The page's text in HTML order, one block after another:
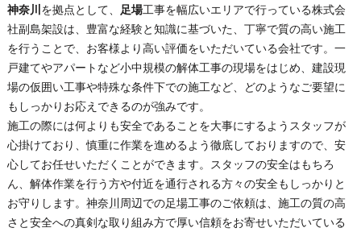
神奈川を拠点として、 足場工事を幅広いエリアで行っている株式会
社副島架設は、豊富な経験と知識に基づいた、丁寧で質の高い施工
を行うことで、お客様より高い評価をいただいている会社です。一
戸建てやアパートなど小中規模の解体工事の現場をはじめ、建設現
場の仮囲い工事や特殊な条件下での施工など、どのようなご要望に
もしっかりお応えできるのが強みです。
施工の際には何よりも安全であることを大事にするようスタッフが
心掛けており、慎重に作業を進めるよう徹底しておりますので、安
心してお任せいただくことができます。スタッフの安全はもちろ
ん、解体作業を行う方や付近を通行される方々の安全もしっかりと
お守りします。 神奈川周辺での足場工事のご依頼は、施工の質の高
さと安全への真剣な取り組み方で厚い信頼をお寄せいただいている